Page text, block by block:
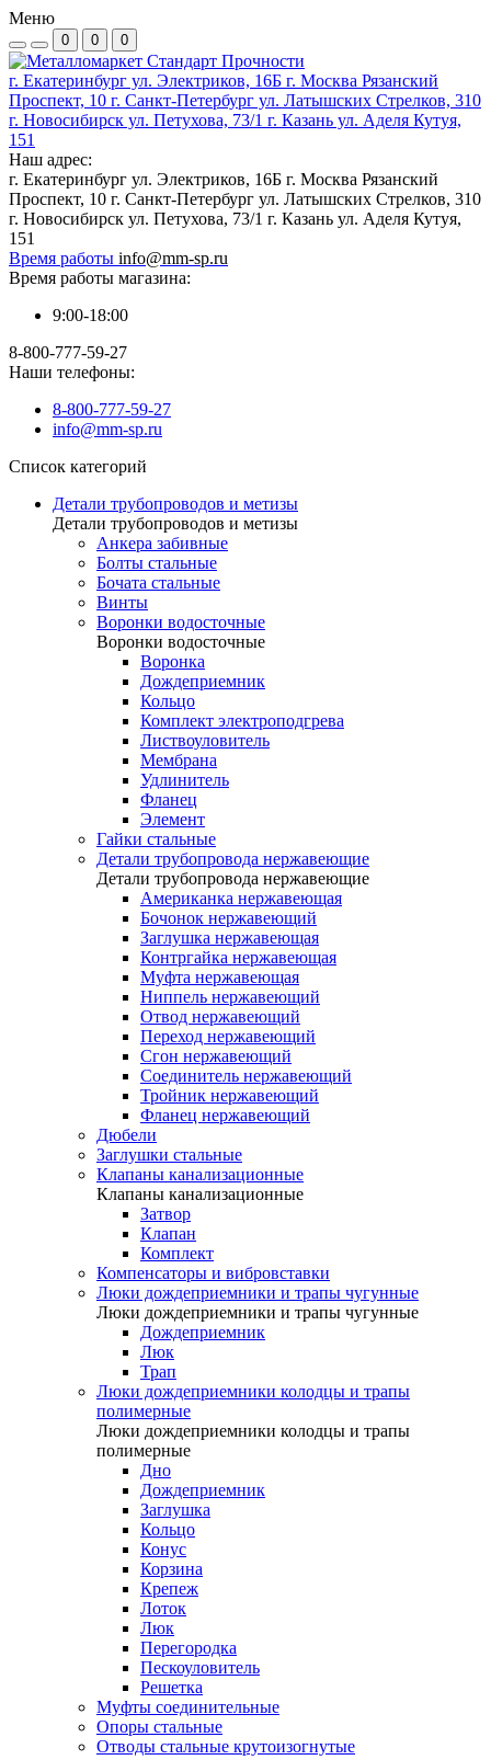
Меню
0 0 0
г. Екатеринбург ул. Электриков, 16Б г. Москва Рязанский
Проспект, 10 г. Санкт-Петербург ул. Латышских Стрелков, 310
г. Новосибирск ул. Петухова, 73/1 г. Казань ул. Аделя Кутуя,
151
Наш адрес:
г. Екатеринбург ул. Электриков, 16Б г. Москва Рязанский
Проспект, 10 г. Санкт-Петербург ул. Латышских Стрелков, 310
г. Новосибирск ул. Петухова, 73/1 г. Казань ул. Аделя Кутуя,
151
Время работы info@mm-sp.ru
Время работы магазина:
9:00-18:00
8-800-777-59-27
Наши телефоны:
8-800-777-59-27
info@mm-sp.ru
Список категорий
Детали трубопроводов и метизы
Детали трубопроводов и метизы
Анкера забивные
Болты стальные
Бочата стальные
Винты
Воронки водосточные
Воронки водосточные
Воронка
Дождеприемник
Кольцо
Комплект электроподгрева
Листвоуловитель
Мембрана
Удлинитель
Фланец
Элемент
Гайки стальные
Детали трубопровода нержавеющие
Детали трубопровода нержавеющие
Американка нержавеющая
Бочонок нержавеющий
Заглушка нержавеющая
Контргайка нержавеющая
Муфта нержавеющая
Ниппель нержавеющий
Отвод нержавеющий
Переход нержавеющий
Сгон нержавеющий
Соединитель нержавеющий
Тройник нержавеющий
Фланец нержавеющий
Дюбели
Заглушки стальные
Клапаны канализационные
Клапаны канализационные
Затвор
Клапан
Комплект
Компенсаторы и вибровставки
Люки дождеприемники и трапы чугунные
Люки дождеприемники и трапы чугунные
Дождеприемник
Люк
Трап
Люки дождеприемники колодцы и трапы
полимерные
Люки дождеприемники колодцы и трапы
полимерные
Дно
Дождеприемник
Заглушка
Кольцо
Конус
Корзина
Крепеж
Лоток
Люк
Перегородка
Пескоуловитель
Решетка
Муфты соединительные
Опоры стальные
Отводы стальные крутоизогнутые